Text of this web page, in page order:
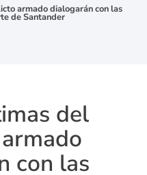
armado dialogarán con las
de Santander
del
con las